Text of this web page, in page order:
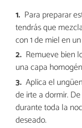
Para preparar
tendrás que
con 1 de miel en
Remueve bien
una capa
Aplica el
de irte a dormir.
durante toda la
deseado.